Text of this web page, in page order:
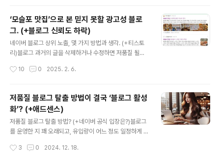
블로그 저품질 문제는 딱 ‘이거다’라고 말할 수 없는 사항이
다. 글을 그대로 복불해서 그럴 수도 있고, 광고성 글이기
때문일 수도 있고, 너무 짧은 글일 수도 있고, 문장이 엉망
이기 때문일 수도 있다. 그런데 이 모든 것을 떠나 자신의
생각 혹은 경험을 담은 글을 1600자 정도의 길에 맞춰 썼
있다. 사진 때문이다. 여행 블로거나 맛집 블로거 등의 경
‘모슬포 맛집’으로 본 믿지 못할 광고성 블로
그. (+블로그 신뢰도 하락)
네이버 블로그 상위 노출, 몇 가지 방법과 생각. (+티스토
리)블로그 과거의 글을 삭제하거나 수정하면 저품질 될까?
황’은 끔찍하다. 검색 1페이지에 있던 포스팅 글들이 갑자
맛집 블로그의 신뢰도는 떨어졌다. 이제 ‘볼로거지’도 존중
해 준 말이다. 정보의 신뢰성을 한참 낮췄으니 말이다. 업체
가 맡긴 홍보대행사의 글과 사진을 그대로 올리는 경우가
대다수다. 그나마 각도라도 달리하거나 하면 정성이라도
있는데, 그조차도 하지 않는 경우가 많다. 그러면서 “우연
썼지만, 맛집을 찾기 위해 블로거들의 글을 검색한다면 걸
10 0 2025. 2. 6.
저품질 블로그 탈출 방법이 결국 ‘블로그 활성
화’? (+애드센스)
저품질 블로그 탈출 방법? (+네이버 공식 입장은?)블로그
를 운영한 지 꽤 오래되고, 유입량이 어느 정도 일정하게 유
듣는다. 광고성 포스팅을 하면 저품질이 된다느니, 기사나
3 0 2024. 12. 18.